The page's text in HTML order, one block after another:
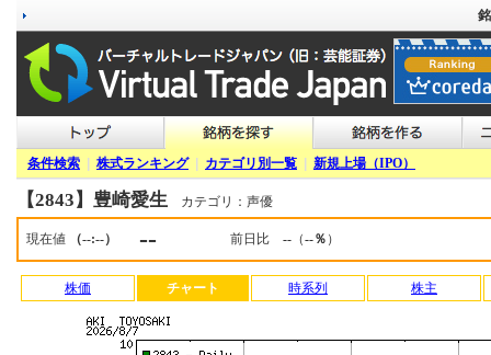
条件検索 株式ランキング| カテゴリ別一覧 新規上場（IPO）
【2843】豊崎愛生 カテゴリ：声優
現在値 （--:--） -- 前日比 -- （--％ ）
株価 チャート 時系列 株主